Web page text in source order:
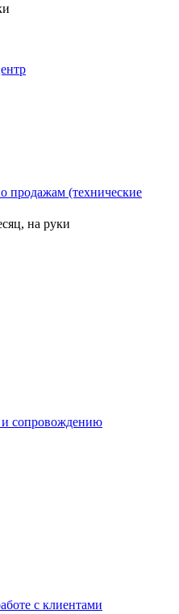
продажам (технические
на руки
сопровождению
с клиентами